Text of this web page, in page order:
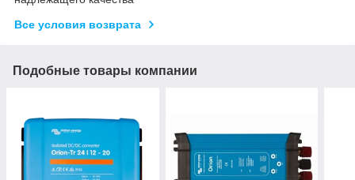
Все условия возврата
Подобные товары компании